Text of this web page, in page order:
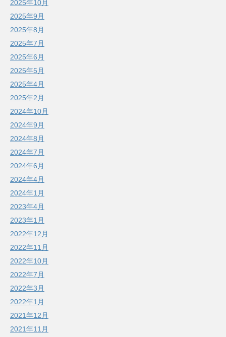
2025年10月
2025年9月
2025年8月
2025年7月
2025年6月
2025年5月
2025年4月
2025年2月
2024年10月
2024年9月
2024年8月
2024年7月
2024年6月
2024年4月
2024年1月
2023年4月
2023年1月
2022年12月
2022年11月
2022年10月
2022年7月
2022年3月
2022年1月
2021年12月
2021年11月